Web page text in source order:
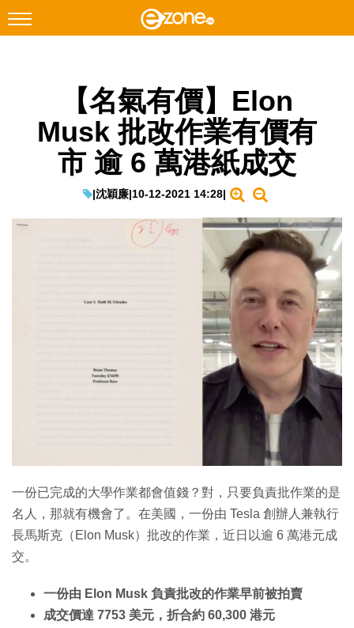
Instagram
科技焦點
網絡生活
教學評測
【名氣有價】Elon
Musk 批改作業有價有
市 逾 6 萬港紙成交
|沈穎廉|10-12-2021 14:28|
一份已完成的大學作業都會值錢？對，只要負責批作業的是
名人，那就有機會了。在美國，一份由 Tesla 創辦人兼執行
長馬斯克（Elon Musk）批改的作業，近日以逾 6 萬港元成
交。
一份由 Elon Musk 負責批改的作業早前被拍賣
成交價達 7753 美元，折合約 60,300 港元